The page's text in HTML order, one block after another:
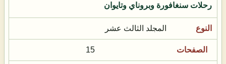
رحلات سنغافورة وبروناي وتايوان
المجلد الثالث عشر
15